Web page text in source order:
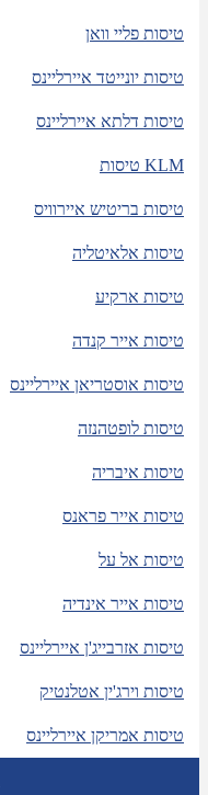
טיסות פליי וואן
טיסות יונייטד איירליינס
טיסות דלתא איירליינס
טיסות KLM
טיסות בריטיש איירוויס
טיסות אלאיטליה
טיסות ארקיע
טיסות אייר קנדה
טיסות אוסטריאן איירליינס
טיסות לופטהנזה
טיסות איבריה
טיסות אייר פראנס
טיסות אל על
טיסות אייר אינדיה
טיסות אזרבייג'ן איירליינס
טיסות וירג'ין אטלנטיק
טיסות אמריקן איירליינס